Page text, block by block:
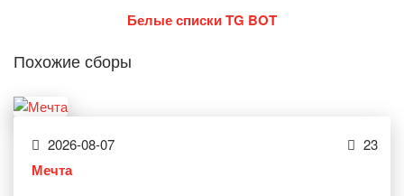
Белые списки TG BOT
Похожие сборы
2026-08-07 23
Мечта